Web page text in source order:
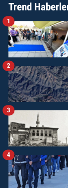
Trend
1
2
3
4